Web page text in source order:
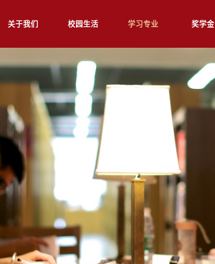
关于我们 校园生活 学习专业 奖学金